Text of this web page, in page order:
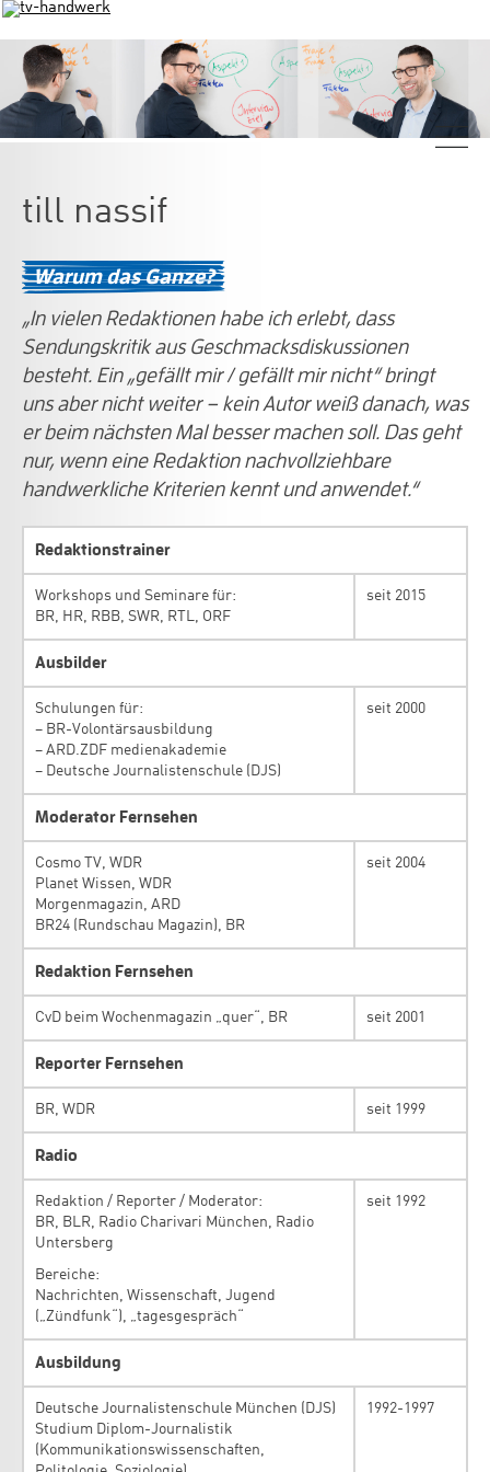
till nassif
Warum das Ganze?
„In vielen Redaktionen habe ich erlebt, dass
Sendungskritik aus Geschmacksdiskussionen
besteht. Ein „gefällt mir / gefällt mir nicht“ bringt
uns aber nicht weiter – kein Autor weiß danach, was
er beim nächsten Mal besser machen soll. Das geht
nur, wenn eine Redaktion nachvollziehbare
handwerkliche Kriterien kennt und anwendet.“
Redaktionstrainer
Workshops und Seminare für:
BR, HR, RBB, SWR, RTL, ORF
seit 2015
Ausbilder
Schulungen für:
– BR-Volontärsausbildung
– ARD.ZDF medienakademie
– Deutsche Journalistenschule (DJS)
seit 2000
Moderator Fernsehen
Cosmo TV, WDR
Planet Wissen, WDR
Morgenmagazin, ARD
BR24 (Rundschau Magazin), BR
seit 2004
Redaktion Fernsehen
CvD beim Wochenmagazin „quer“, BR seit 2001
Reporter Fernsehen
BR, WDR seit 1999
Radio
Redaktion / Reporter / Moderator:
BR, BLR, Radio Charivari München, Radio
Untersberg
Bereiche:
Nachrichten, Wissenschaft, Jugend
(„Zündfunk“), „tagesgespräch“
seit 1992
Ausbildung
Deutsche Journalistenschule München (DJS)
Studium Diplom-Journalistik
(Kommunikationswissenschaften,
1992-1997